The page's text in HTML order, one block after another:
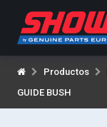
Productos
GUIDE BUSH